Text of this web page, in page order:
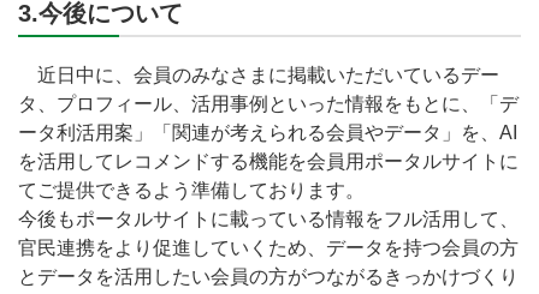
3.今後について
近日中に、会員のみなさまに掲載いただいているデー
タ、プロフィール、活用事例といった情報をもとに、「デ
ータ利活用案」「関連が考えられる会員やデータ」を、AI
を活用してレコメンドする機能を会員用ポータルサイトに
てご提供できるよう準備しております。
今後もポータルサイトに載っている情報をフル活用して、
官民連携をより促進していくため、データを持つ会員の方
とデータを活用したい会員の方がつながるきっかけづくり